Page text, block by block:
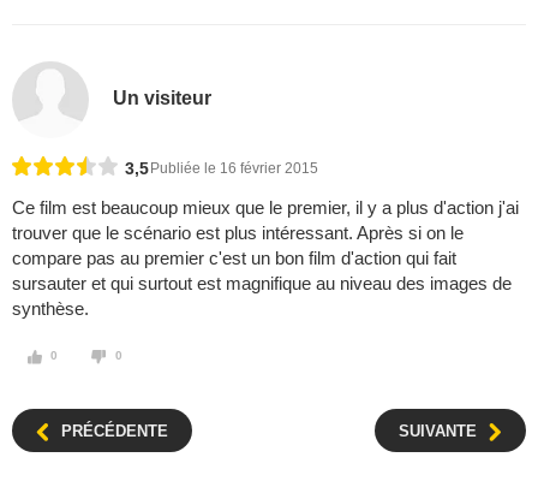
Un visiteur
3,5 Publiée le 16 février 2015
Ce film est beaucoup mieux que le premier, il y a plus d'action j'ai
trouver que le scénario est plus intéressant. Après si on le
compare pas au premier c'est un bon film d'action qui fait
sursauter et qui surtout est magnifique au niveau des images de
synthèse.
0 0
PRÉCÉDENTE SUIVANTE